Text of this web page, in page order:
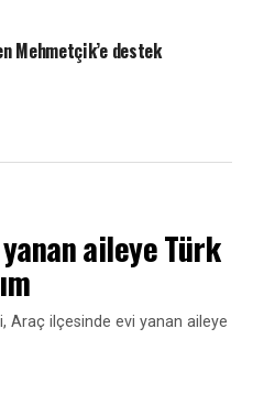
Mehmetçik’e destek
aileye Türk
Araç ilçesinde evi yanan aileye